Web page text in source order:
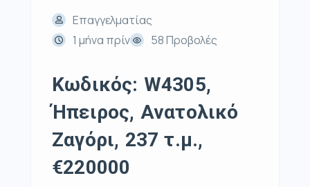
Επαγγελματίας
1 μήνα πρίν
58 Προβολές
Κωδικός: W4305,
Ήπειρος, Ανατολικό
Ζαγόρι, 237 τ.μ.,
€220000